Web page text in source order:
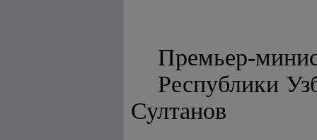
Премьер-
Султанов